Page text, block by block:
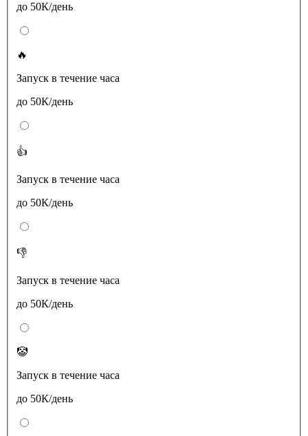
до 50К/день
🔥
Запуск в течение часа
до 50К/день
👍
Запуск в течение часа
до 50К/день
👎
Запуск в течение часа
до 50К/день
🤡
Запуск в течение часа
до 50К/день